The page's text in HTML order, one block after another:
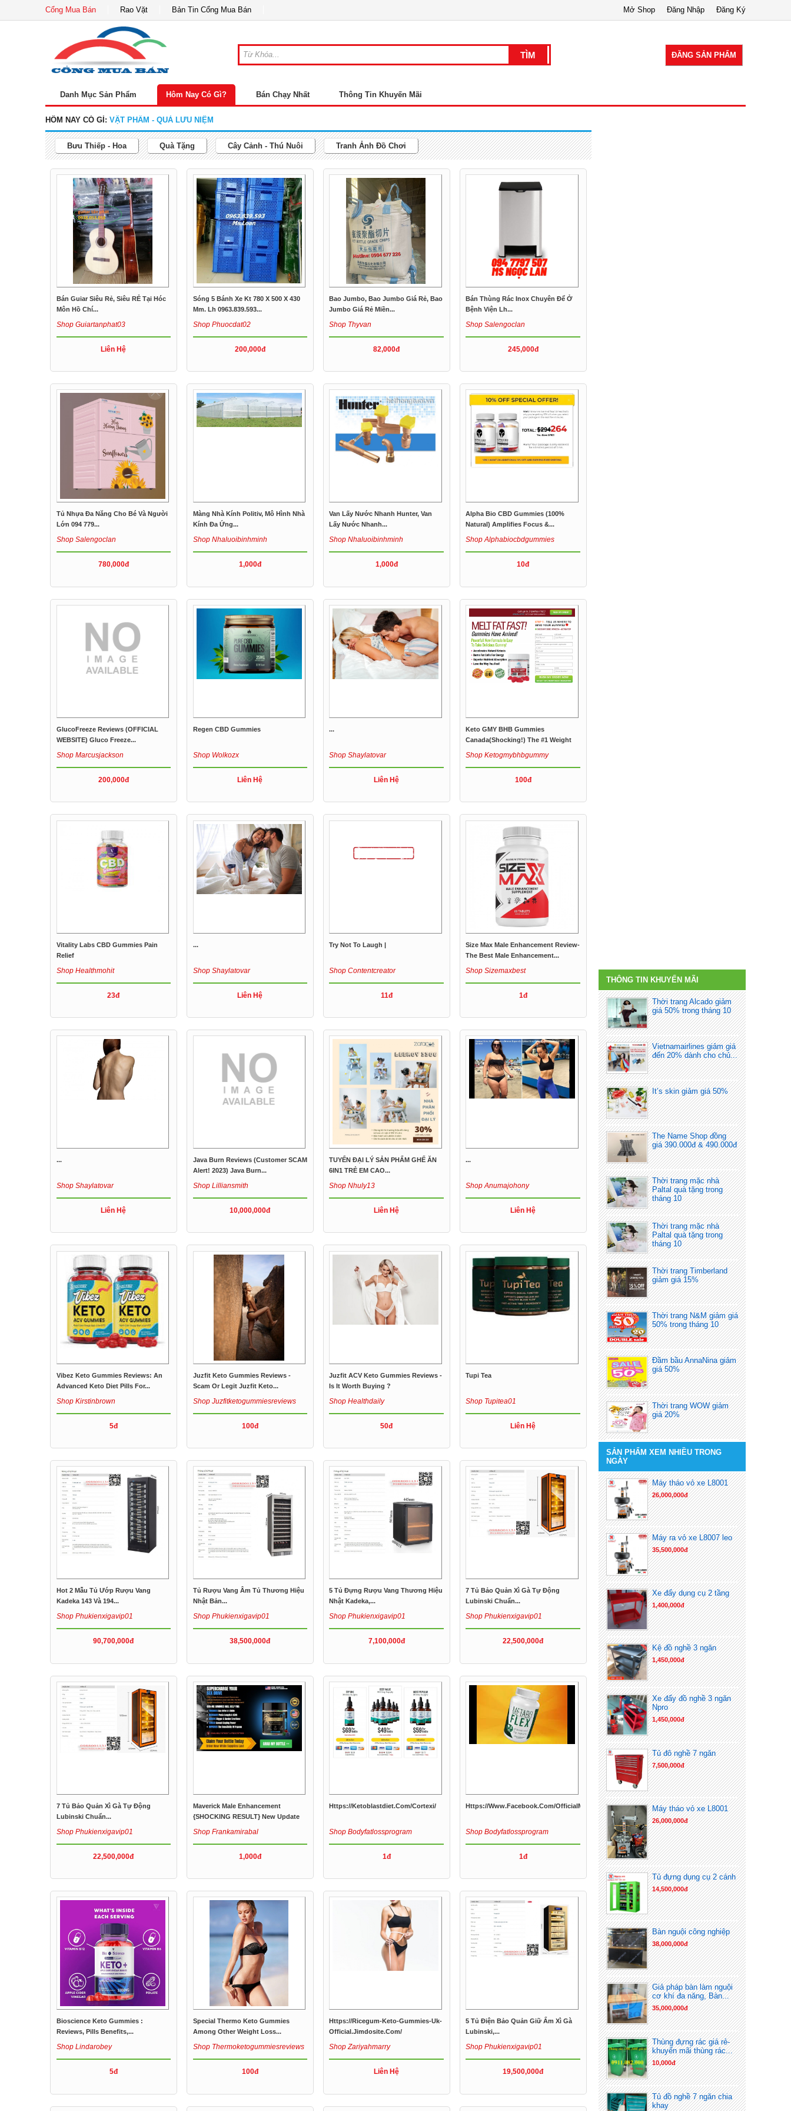
Cổng Mua Bán Rao Vặt Bản Tin Cổng Mua Bán Đăng Ký
Đăng Nhập
Mở Shop
ĐĂNG SẢN PHẨM
Danh Mục Sản Phẩm Hôm Nay Có Gì? Bán Chạy Nhất Thông Tin Khuyến Mãi
HÔM NAY CÓ GÌ: VẬT PHẨM - QUÀ LƯU NIỆM
Bưu Thiếp - Hoa Quà Tặng Cây Cảnh - Thú Nuôi Tranh Ảnh Đồ Chơi
Bán Guiar Siêu Rẻ, Siêu RẺ Tại Hóc
Môn Hồ Chí...
Shop Guiartanphat03
Liên Hệ
Sóng 5 Bánh Xe Kt 780 X 500 X 430
Mm. Lh 0963.839.593...
Shop Phuocdat02
200,000đ
Bao Jumbo, Bao Jumbo Giá Rẻ, Bao
Jumbo Giá Rẻ Miền...
Shop Thyvan
82,000đ
Bán Thùng Rác Inox Chuyên Để Ở
Bệnh Viện Lh...
Shop Salengoclan
245,000đ
Tủ Nhựa Đa Năng Cho Bé Và Người
Lớn 094 779...
Shop Salengoclan
780,000đ
Màng Nhà Kính Politiv, Mô Hình Nhà
Kính Đa Ứng...
Shop Nhaluoibinhminh
1,000đ
Van Lấy Nước Nhanh Hunter, Van
Lấy Nước Nhanh...
Shop Nhaluoibinhminh
1,000đ
Alpha Bio CBD Gummies (100%
Natural) Amplifies Focus &...
Shop Alphabiocbdgummies
10đ
GlucoFreeze Reviews (OFFICIAL
WEBSITE) Gluco Freeze...
Shop Marcusjackson
200,000đ
Regen CBD Gummies
Shop Wolkozx
Liên Hệ
...
Shop Shaylatovar
Liên Hệ
Keto GMY BHB Gummies
Canada(shocking!) The #1 Weight
Shop Ketogmybhbgummy
100đ
Vitality Labs CBD Gummies Pain
Relief
Shop Healthmohit
23đ
...
Shop Shaylatovar
Liên Hệ
Try Not To Laugh |
Shop Contentcreator
11đ
Size Max Male Enhancement Review-
The Best Male Enhancement...
Shop Sizemaxbest
1đ
...
Shop Shaylatovar
Liên Hệ
Java Burn Reviews (Customer SCAM
Alert! 2023) Java Burn...
Shop Lilliansmith
10,000,000đ
TUYỂN ĐẠI LÝ SẢN PHẨM GHẾ ĂN
6IN1 TRẺ EM CAO...
Shop Nhuly13
Liên Hệ
...
Shop Anumajohony
Liên Hệ
Vibez Keto Gummies Reviews: An
Advanced Keto Diet Pills For...
Shop Kirstinbrown
5đ
Juzfit Keto Gummies Reviews -
Scam Or Legit Juzfit Keto...
Shop Juzfitketogummiesreviews
100đ
Juzfit ACV Keto Gummies Reviews -
Is It Worth Buying ?
Shop Healthdaily
50đ
Tupi Tea
Shop Tupitea01
Liên Hệ
Hot 2 Mẫu Tủ Ướp Rượu Vang
Kadeka 143 Và 194...
Shop Phukienxigavip01
90,700,000đ
Tủ Rượu Vang Âm Tủ Thương Hiệu
Nhật Bản...
Shop Phukienxigavip01
38,500,000đ
5 Tủ Đựng Rượu Vang Thương Hiệu
Nhật Kadeka,...
Shop Phukienxigavip01
7,100,000đ
7 Tủ Bảo Quản Xì Gà Tự Động
Lubinski Chuẩn...
Shop Phukienxigavip01
22,500,000đ
7 Tủ Bảo Quản Xì Gà Tự Động
Lubinski Chuẩn...
Shop Phukienxigavip01
22,500,000đ
Maverick Male Enhancement
{SHOCKING RESULT} New Update
Shop Frankamirabal
1,000đ
Https://ketoblastdiet.com/cortexi/
Shop Bodyfatlossprogram
1đ
Https://www.facebook.com/OfficialMetaboFlex
Shop Bodyfatlossprogram
1đ
Bioscience Keto Gummies :
Reviews, Pills Benefits,...
Shop Lindarobey
5đ
Special Thermo Keto Gummies
Among Other Weight Loss...
Shop Thermoketogummiesreviews
100đ
Https://ricegum-Keto-Gummies-Uk-
Official.jimdosite.com/
Shop Zariyahmarry
Liên Hệ
5 Tủ Điện Bảo Quản Giữ Ẩm Xì Gà
Lubinski,...
Shop Phukienxigavip01
19,500,000đ
THÔNG TIN KHUYẾN MÃI
Thời trang Alcado giảm
giá 50% trong tháng 10
Vietnamairlines giảm giá
đến 20% dành cho chủ...
It’s skin giảm giá 50%
The Name Shop đồng
giá 390.000đ & 490.000đ
Thời trang mặc nhà
Paltal quà tặng trong
tháng 10
Thời trang mặc nhà
Paltal quà tặng trong
tháng 10
Thời trang Timberland
giảm giá 15%
Thời trang N&M giảm giá
50% trong tháng 10
Đầm bầu AnnaNina giảm
giá 50%
Thời trang WOW giảm
giá 20%
SẢN PHẨM XEM NHIỀU TRONG
NGÀY
Máy tháo vỏ xe L8001
26,000,000đ
Máy ra vỏ xe L8007 leo
35,500,000đ
Xe đẩy dụng cụ 2 tầng
1,400,000đ
Kệ đồ nghề 3 ngăn
1,450,000đ
Xe đẩy đồ nghề 3 ngăn
Npro
1,450,000đ
Tủ đô nghề 7 ngăn
7,500,000đ
Máy tháo vỏ xe L8001
26,000,000đ
Tủ đựng dụng cụ 2 cánh
14,500,000đ
Bàn nguội công nghiệp
38,000,000đ
Giả pháp bàn làm nguội
cơ khí đa năng, Bàn...
35,000,000đ
Thùng đựng rác giá rẻ-
khuyến mãi thùng rác...
10,000đ
Tủ đồ nghề 7 ngăn chia
khay